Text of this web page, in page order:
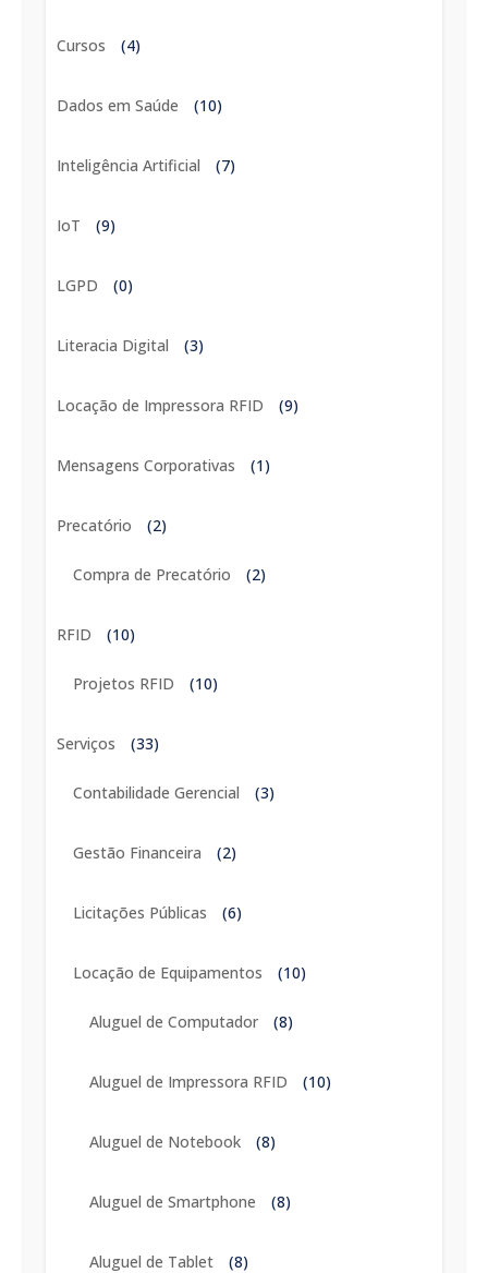
Cursos (4)
Dados em Saúde (10)
Inteligência Artificial (7)
IoT (9)
LGPD (0)
Literacia Digital (3)
Locação de Impressora RFID (9)
Mensagens Corporativas (1)
Precatório (2)
Compra de Precatório (2)
RFID (10)
Projetos RFID (10)
Serviços (33)
Contabilidade Gerencial (3)
Gestão Financeira (2)
Licitações Públicas (6)
Locação de Equipamentos (10)
Aluguel de Computador (8)
Aluguel de Impressora RFID (10)
Aluguel de Notebook (8)
Aluguel de Smartphone (8)
Aluguel de Tablet (8)